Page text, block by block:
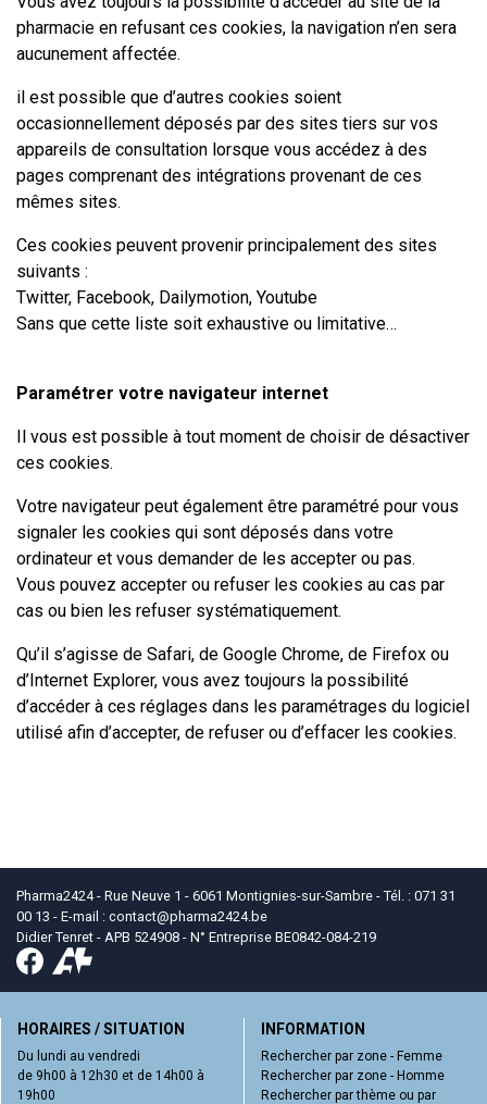
pharmacie en refusant ces cookies, la navigation n’en sera
aucunement affectée.
il est possible que d’autres cookies soient
occasionnellement déposés par des sites tiers sur vos
appareils de consultation lorsque vous accédez à des
pages comprenant des intégrations provenant de ces
mêmes sites.
Ces cookies peuvent provenir principalement des sites
suivants :
Twitter, Facebook, Dailymotion, Youtube
Sans que cette liste soit exhaustive ou limitative…
Paramétrer votre navigateur internet
Il vous est possible à tout moment de choisir de désactiver
ces cookies.
Votre navigateur peut également être paramétré pour vous
signaler les cookies qui sont déposés dans votre
ordinateur et vous demander de les accepter ou pas.
Vous pouvez accepter ou refuser les cookies au cas par
cas ou bien les refuser systématiquement.
Qu’il s’agisse de Safari, de Google Chrome, de Firefox ou
d’Internet Explorer, vous avez toujours la possibilité
d’accéder à ces réglages dans les paramétrages du logiciel
utilisé afin d’accepter, de refuser ou d’effacer les cookies.
Pharma2424 - Rue Neuve 1 - 6061 Montignies-sur-Sambre - Tél. : 071 31
00 13 - E-mail : contact@pharma2424.be
Didier Tenret - APB 524908 - N° Entreprise BE0842-084-219
HORAIRES / SITUATION
Du lundi au vendredi
de 9h00 à 12h30 et de 14h00 à
19h00
INFORMATION
Rechercher par zone - Femme
Rechercher par zone - Homme
Rechercher par thème ou par